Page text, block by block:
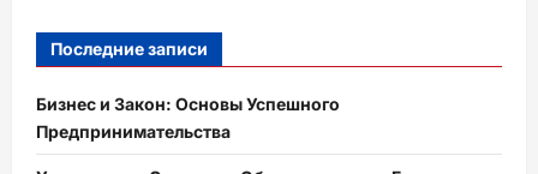
Последние записи
Бизнес и Закон: Основы Успешного
Предпринимательства